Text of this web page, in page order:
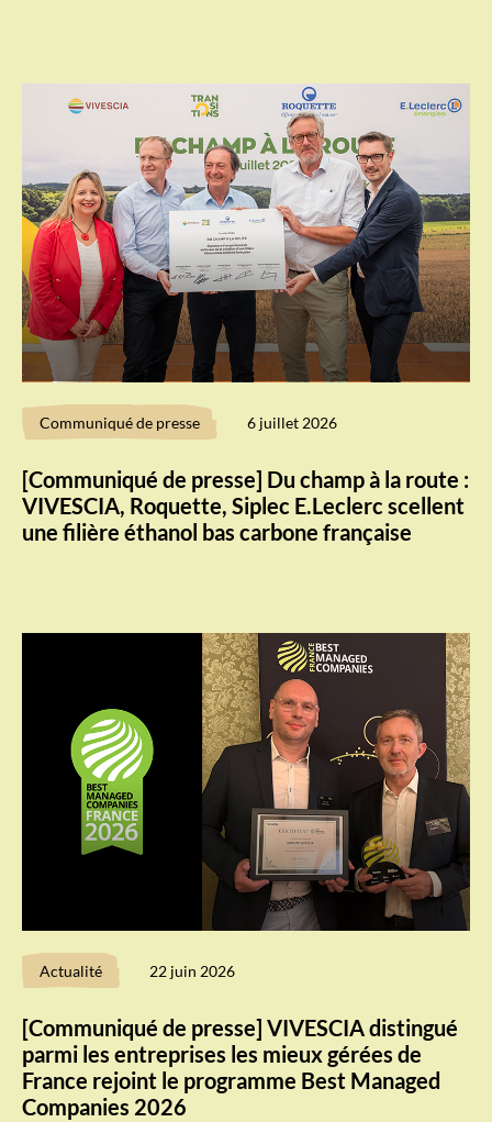
Communiqué de presse 6 juillet 2026
[Communiqué de presse] Du champ à la route :
VIVESCIA, Roquette, Siplec E.Leclerc scellent
une filière éthanol bas carbone française
Actualité 22 juin 2026
[Communiqué de presse] VIVESCIA distingué
parmi les entreprises les mieux gérées de
France rejoint le programme Best Managed
Companies 2026